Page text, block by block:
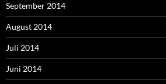
September 2014
August 2014
Juli 2014
Juni 2014